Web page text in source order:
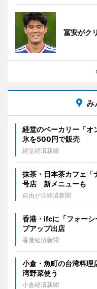
冨安がク
み
経堂のベーカリー「
氷を500円で販売
経堂経済新聞
抹茶・日本茶カフェ「
号店 新メニューも
自由が丘経済新聞
香港・ifcに「フォーシ
プアップ出店
香港経済新聞
小倉・魚町の台湾料
湾野菜使う
小倉経済新聞